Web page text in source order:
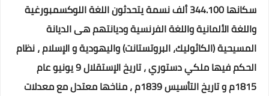
سكانها 344.100 ألف نسمة يتحدثون اللغة اللوكسمبورغية
واللغة الألمانية واللغة الفرنسية وديانتهم هى الديانة
المسيحية (الكاثوليك، البروتستانت) واليهودية و الإسلام ، نظام
الحكم فيها ملكي دستوري ، تاريخ الإستقلال 9 يونيو عام
1815م و تاريخ التأسيس 1839م ، مناخها معتدل مع معدلات